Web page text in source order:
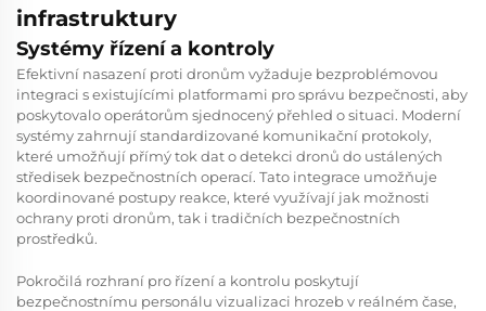
infrastruktury
Systémy řízení a kontroly
Efektivní nasazení proti dronům vyžaduje bezproblémovou
integraci s existujícími platformami pro správu bezpečnosti, aby
poskytovalo operátorům sjednocený přehled o situaci. Moderní
systémy zahrnují standardizované komunikační protokoly,
které umožňují přímý tok dat o detekci dronů do ustálených
středisek bezpečnostních operací. Tato integrace umožňuje
koordinované postupy reakce, které využívají jak možnosti
ochrany proti dronům, tak i tradičních bezpečnostních
prostředků.
Pokročilá rozhraní pro řízení a kontrolu poskytují
bezpečnostnímu personálu vizualizaci hrozeb v reálném čase,